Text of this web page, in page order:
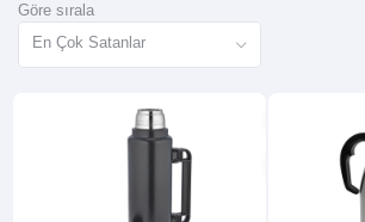
Göre sırala
En Çok Satanlar